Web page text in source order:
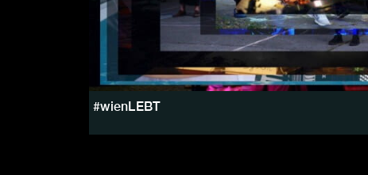
#wienLEBT